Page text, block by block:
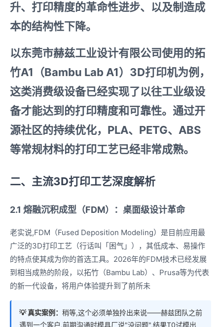
升、打印精度的革命性进步、以及制造成
本的结构性下降。
以东莞市赫兹工业设计有限公司使用的拓
竹A1（Bambu Lab A1）3D打印机为例，
这类消费级设备已经实现了以往工业级设
备才能达到的打印精度和可靠性。通过开
源社区的持续优化，PLA、PETG、ABS
等常规材料的打印工艺已经非常成熟。
二、主流3D打印工艺深度解析
2.1 熔融沉积成型（FDM）：桌面级设计革命
老实说,FDM（Fused Deposition Modeling）是目前应用最
广泛的3D打印工艺（行话叫「困气」），其低成本、易操作
的特点使其成为你的首选工具。2026年的FDM技术已经发展
到相当成熟的阶段，以拓竹（Bambu Lab）、Prusa等为代表
的新一代设备，将用户体验提升到了前所未
💡 真实案例： 稍等,这个必须单独拎出来说——赫兹团队之前
遇到一个客户,前期沟通时模具厂说"没问题",结果T0试模出